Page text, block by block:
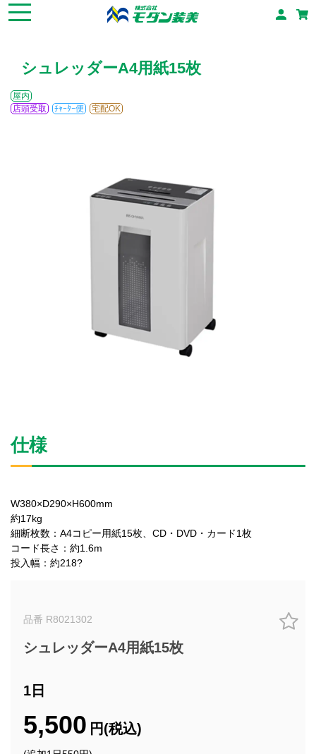
シュレッダーA4用紙15枚
屋内
店頭受取
ﾁｬｰﾀｰ便 宅配OK
仕様
W380×D290×H600mm
約17kg
細断枚数：A4コピー用紙15枚、CD・DVD・カード1枚
コード長さ：約1.6m
投入幅：約218?
品番 R8021302
シュレッダーA4用紙15枚
1日
5,500 円(税込)